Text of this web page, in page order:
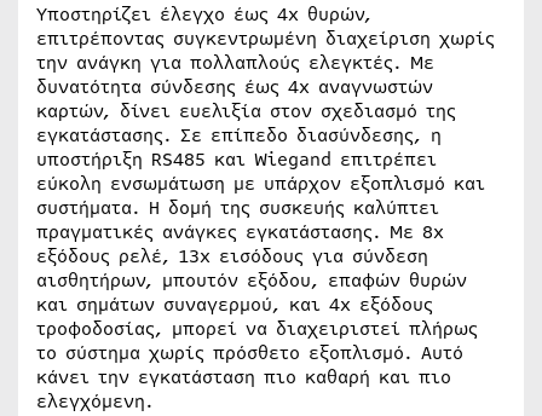
Υποστηρίζει έλεγχο έως 4x θυρών,
επιτρέποντας συγκεντρωμένη διαχείριση χωρίς
την ανάγκη για πολλαπλούς ελεγκτές. Με
δυνατότητα σύνδεσης έως 4x αναγνωστών
καρτών, δίνει ευελιξία στον σχεδιασμό της
εγκατάστασης. Σε επίπεδο διασύνδεσης, η
υποστήριξη RS485 και Wiegand επιτρέπει
εύκολη ενσωμάτωση με υπάρχον εξοπλισμό και
συστήματα. Η δομή της συσκευής καλύπτει
πραγματικές ανάγκες εγκατάστασης. Με 8x
εξόδους ρελέ, 13x εισόδους για σύνδεση
αισθητήρων, μπουτόν εξόδου, επαφών θυρών
και σημάτων συναγερμού, και 4x εξόδους
τροφοδοσίας, μπορεί να διαχειριστεί πλήρως
το σύστημα χωρίς πρόσθετο εξοπλισμό. Αυτό
κάνει την εγκατάσταση πιο καθαρή και πιο
ελεγχόμενη.